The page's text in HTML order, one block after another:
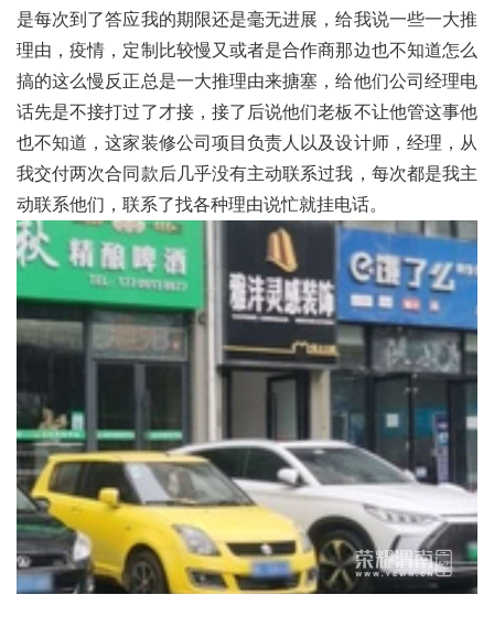
是每次到了答应我的期限还是毫无进展，给我说一些一大推
理由，疫情，定制比较慢又或者是合作商那边也不知道怎么
搞的这么慢反正总是一大推理由来搪塞，给他们公司经理电
话先是不接打过了才接，接了后说他们老板不让他管这事他
也不知道，这家装修公司项目负责人以及设计师，经理，从
我交付两次合同款后几乎没有主动联系过我，每次都是我主
动联系他们，联系了找各种理由说忙就挂电话。